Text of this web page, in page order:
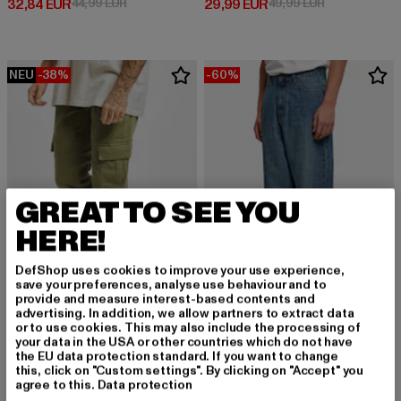
32,84 EUR 29,99 EUR
NEU -38%
URBAN CLASSICS
Washed Cargo Twill Jogging
37,19 EUR
Derzeitiger Preis: 37,19 EUR
59,99 EURAktionspreis: 59,99 EUR
-60%
URBAN CLASSICS
90‘s Jeans Loose
20,00 EUR
Derzeitiger Preis: 20,00 EUR
49,99 EURAktionspreis:
GREAT TO SEE YOU
HERE!
DefShop uses cookies to improve your use experience,
save your preferences, analyse use behaviour and to
provide and measure interest-based contents and
advertising. In addition, we allow partners to extract data
or to use cookies. This may also include the processing of
your data in the USA or other countries which do not have
the EU data protection standard. If you want to change
this, click on "Custom settings". By clicking on "Accept" you
agree to this. Data protection